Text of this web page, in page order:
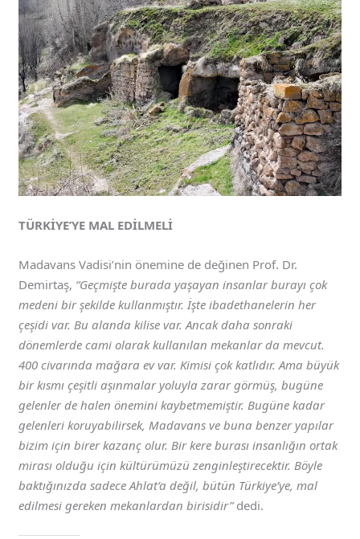
TÜRKİYE’YE MAL EDİLMELİ
Madavans Vadisi’nin önemine de değinen Prof. Dr.
Demirtaş, “Geçmişte burada yaşayan insanlar burayı çok
medeni bir şekilde kullanmıştır. İşte ibadethanelerin her
çeşidi var. Bu alanda kilise var. Ancak daha sonraki
dönemlerde cami olarak kullanılan mekanlar da mevcut.
400 civarında mağara ev var. Kimisi çok katlıdır. Ama büyük
bir kısmı çeşitli aşınmalar yoluyla zarar görmüş, bugüne
gelenler de halen önemini kaybetmemiştir. Bugüne kadar
gelenleri koruyabilirsek, Madavans ve buna benzer yapılar
bizim için birer kazanç olur. Bir kere burası insanlığın ortak
mirası olduğu için kültürümüzü zenginleştirecektir. Böyle
baktığınızda sadece Ahlat’a değil, bütün Türkiye’ye, mal
edilmesi gereken mekanlardan birisidir”dedi.